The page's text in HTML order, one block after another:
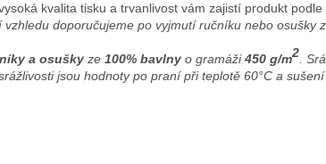
kvalita tisku a trvanlivost vám zajistí produkt
vzhledu doporučujeme po vyjmutí ručníku nebo osušky
a osušky ze 100% bavlny o gramáži450 g/m2.
jsou hodnoty po praní při teplotě 60°C a sušení